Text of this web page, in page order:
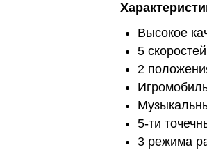
Высокое
5
2
5-ти
3 режима